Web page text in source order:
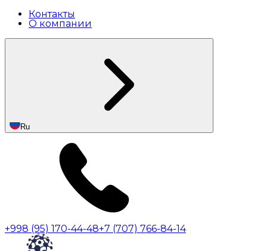
Контакты
О компании
Ru
+998 (95) 170-44-48+7 (707) 766-84-14